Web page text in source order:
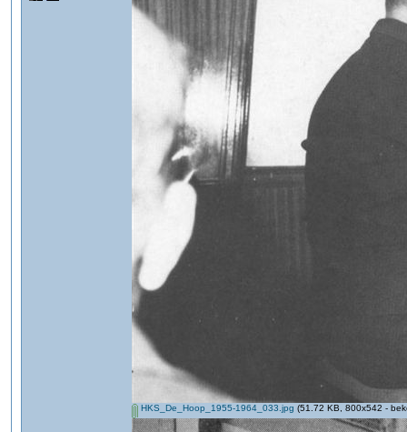
HKS_De_Hoop_1955-1964_033.jpg (51.72 KB, 800x542 -